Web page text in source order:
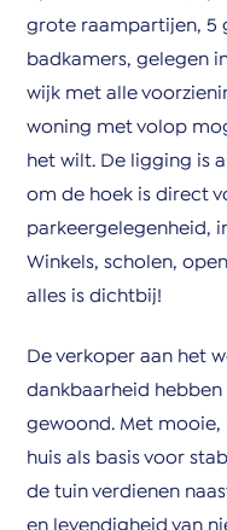
grote raampartijen, 5
badkamers, gelegen
wijk met alle
woning met volop
het wilt. De ligging is
om de hoek is direct
parkeergelegenheid,
Winkels, scholen,
alles is dichtbij!
De verkoper aan het
dankbaarheid
gewoond. Met mooie,
huis als basis voor
de tuin verdienen
en levendigheid van